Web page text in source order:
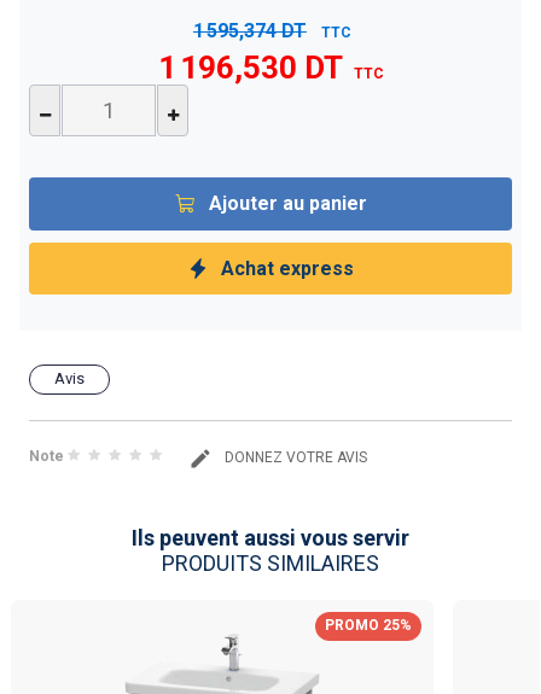
1 595,374 DT TTC
1 196,530 DT TTC
Ajouter au panier
Achat express
Avis
Note DONNEZ VOTRE AVIS
Ils peuvent aussi vous servir
PRODUITS SIMILAIRES
PROMO 25%